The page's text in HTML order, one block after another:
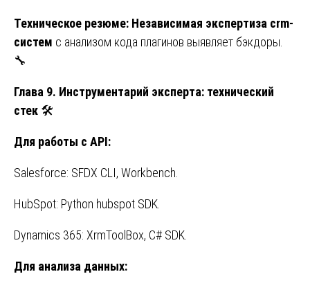
Техническое резюме: Независимая экспертиза crm-
систем с анализом кода плагинов выявляет бэкдоры.
🔧
Глава 9. Инструментарий эксперта: технический
стек 🛠️
Для работы с API:
Salesforce: SFDX CLI, Workbench.
HubSpot: Python hubspot SDK.
Dynamics 365: XrmToolBox, C# SDK.
Для анализа данных: